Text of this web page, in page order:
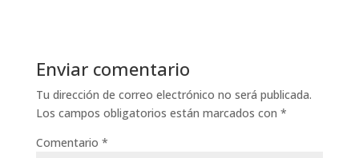
Enviar comentario
Tu dirección de correo electrónico no será publicada.
Los campos obligatorios están marcados con *
Comentario *